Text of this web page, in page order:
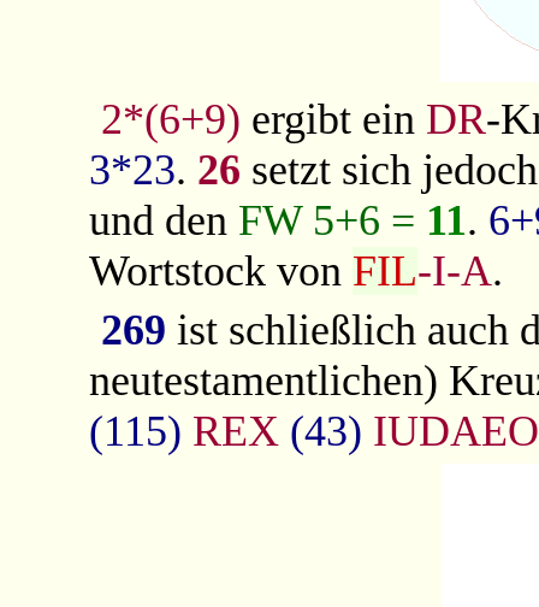
2*(6+9) ergibt ein DR-
3*23. 26 setzt sich
und den FW 5+6 = 11.
Wortstock von FIL-I-A.
269 ist schließlich auch
neutestamentlichen)
(115) REX (43)